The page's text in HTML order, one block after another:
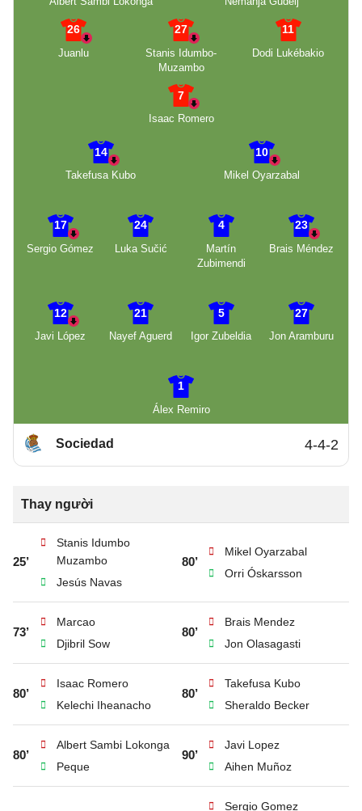
26
Juanlu
27
Stanis Idumbo-
Muzambo
11
Dodi Lukébakio
7
Isaac Romero
14
Takefusa Kubo
10
Mikel Oyarzabal
17
Sergio Gómez
24
Luka Sučić
4
Martín
Zubimendi
23
Brais Méndez
12
Javi López
21
Nayef Aguerd
5
Igor Zubeldia
27
Jon Aramburu
1
Álex Remiro
Sociedad 4-4-2
Thay người
25’
Stanis Idumbo
Muzambo
Jesús Navas
80’
Mikel Oyarzabal
Orri Óskarsson
73’
Marcao
Djibril Sow
80’
Brais Mendez
Jon Olasagasti
80’
Isaac Romero
Kelechi Iheanacho
80’
Takefusa Kubo
Sheraldo Becker
80’
Albert Sambi Lokonga
Peque
90’
Javi Lopez
Aihen Muñoz
Sergio Gomez